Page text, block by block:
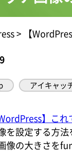
>
【
アイキャッ
WordPress】こ
を設定する方
像の大きさを